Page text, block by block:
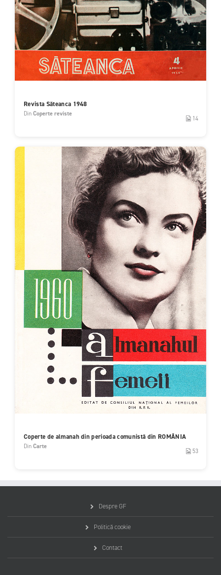
Revista Săteanca 1948
DinCoperte reviste
14
Coperte de almanah din perioada comunistă din ROMÂNIA
DinCarte
53
Despre GF
Politică cookie
Contact